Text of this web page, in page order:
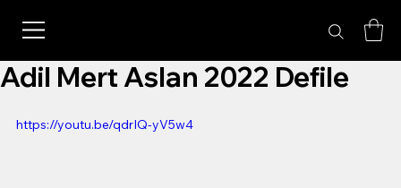
Adil Mert Aslan 2022 Defile
https://youtu.be/qdrIQ-yV5w4